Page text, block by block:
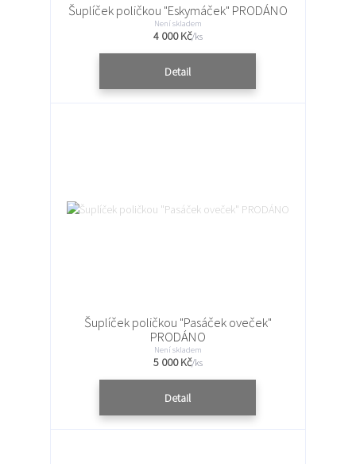
Šuplíček poličkou "Eskymáček" PRODÁNO
4 000 Kč/ks
Není skladem
Detail
Šuplíček poličkou "Pasáček oveček"
PRODÁNO
5 000 Kč/ks
Není skladem
Detail